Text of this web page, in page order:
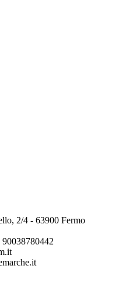
2/4 - 63900 Fermo